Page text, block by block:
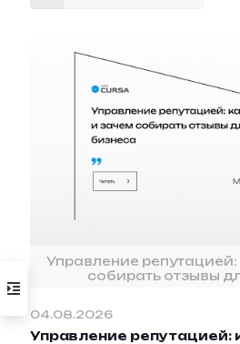
Управление репутацией:
собирать отзывы
04.08.2026
Управление репутацией: